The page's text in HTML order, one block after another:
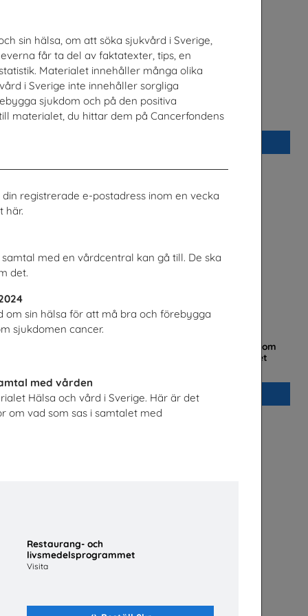
sin hälsa, om att söka sjukvård i Sverige,
får ta del av faktatexter, tips, en
Materialet innehåller många olika
i Sverige inte innehåller sorgliga
sjukdom och på den positiva
materialet, du hittar dem på Cancerfondens
registrerade e-postadress inom en vecka
här.
med en vårdcentral kan gå till. De ska
det.
sin hälsa för att må bra och förebygga
sjukdomen cancer.
med vården
Hälsa och vård i Sverige. Här är det
om vad som sas i samtalet med
Restaurang- och
livsmedelsprogrammet
Visita
Direkt nr 2/2026
Läkare Utan Gränser
Mer än en fluga - Lärarhandledning om
barns och ungas trygghet på nätet
Beställ 0kr